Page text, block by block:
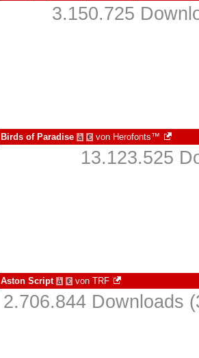
3.150.725
Birds of Paradise à € von Herofonts™
13.123.525
Aston Script à € von TRF
2.706.844 Downloads